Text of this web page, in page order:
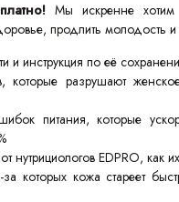
Мы искренне
продлить молодость и
и инструкция по её
которые разрушают
питания, которые
нутрициологов EDPRO, как
которых кожа стареет